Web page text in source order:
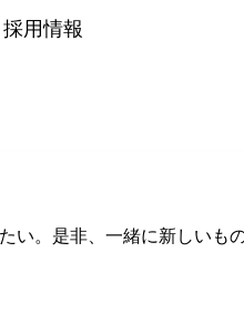
採用情報
い。是非、一緒に新しいも